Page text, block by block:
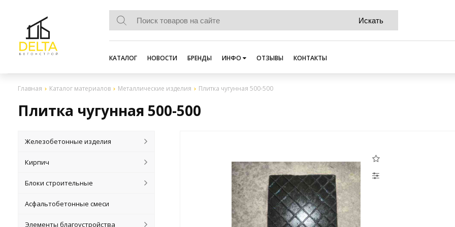
КАТАЛОГ НОВОСТИ БРЕНДЫ ИНФО ОТЗЫВЫ КОНТАКТЫ
Главная Каталог материалов Металлические изделия Плитка чугунная 500-500
Плитка чугунная 500-500
Железобетонные изделия
Кирпич
Блоки строительные
Асфальтобетонные смеси
Элементы благоустройства